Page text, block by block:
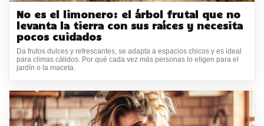
No es el limonero: el árbol frutal que no
levanta la tierra con sus raíces y necesita
pocos cuidados
Da frutos dulces y refrescantes, se adapta a espacios chicos y es ideal
para climas cálidos. Por qué cada vez más personas lo eligen para el
jardín o la maceta.